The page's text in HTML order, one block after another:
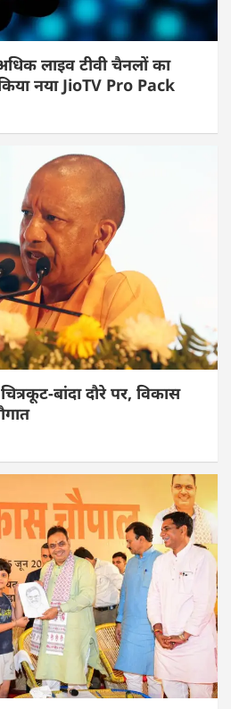
लाइव टीवी चैनलों का
नया JioTV Pro Pack
बांदा दौरे पर, विकास